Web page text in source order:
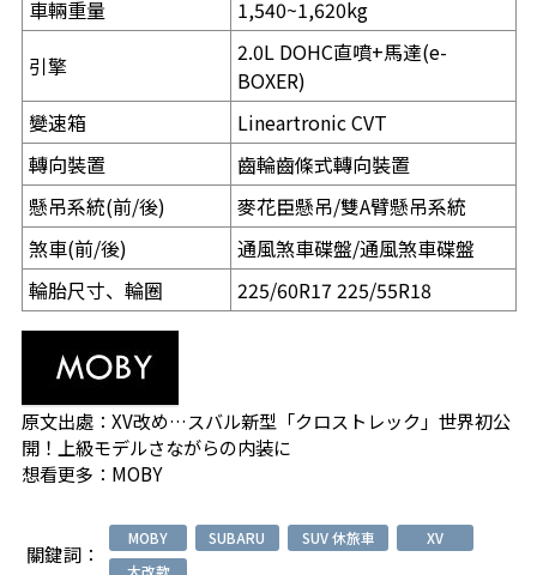
車輛重量
1,540~1,620kg
引擎
2.0L DOHC直噴+馬達(e-
BOXER)
變速箱
Lineartronic CVT
轉向裝置
齒輪齒條式轉向裝置
懸吊系統(前/後)
麥花臣懸吊/雙A臂懸吊系統
煞車(前/後)
通風煞車碟盤/通風煞車碟盤
輪胎尺寸、輪圈
225/60R17 225/55R18
原文出處： XV改め…スバル新型「クロストレック」世界初公
開！上級モデルさながらの内装に
想看更多： MOBY
關鍵詞：
MOBY SUBARU SUV 休旅車
XV
大改款